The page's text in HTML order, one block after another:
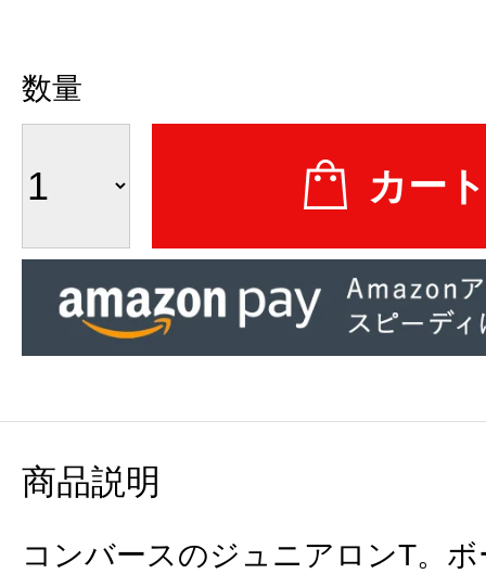
数量
商品説明
コンバースのジュニアロンT。